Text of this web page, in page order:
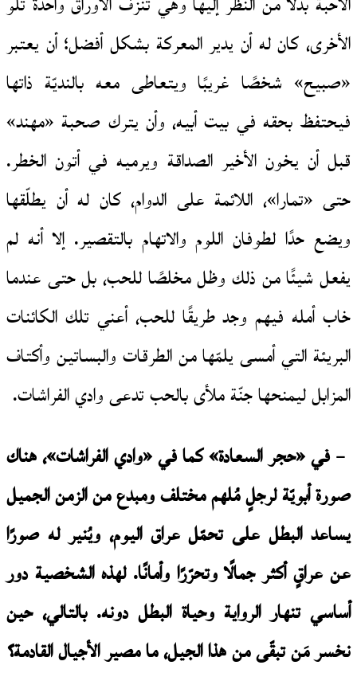
الأخرى، كان له أن يدير المعركة بشكل أفضل؛ أن يعتبر
«صبيح» شخصًا غريبًا ويتعاطى معه بالنديّة ذاتها
فيحتفظ بحقه في بيت أبيه، وأن يترك صحبة «مهند»
قبل أن يخون الأخير الصداقة ويرميه في أتون الخطر.
حتى «تمارا»، اللائمة على الدوام، كان له أن يطلّقها
ويضع حدًا لطوفان اللوم والاتهام بالتقصير. إلا أنه لم
يفعل شيئًا من ذلك وظل مخلصًا للحب، بل حتى عندما
خاب أمله فيهم وجد طريقًا للحب، أعني تلك الكائنات
البريئة التي أمسى يلمّها من الطرقات والبساتين وأكتاف
المزابل ليمنحها جنّة ملأى بالحب تدعى وادي الفراشات.
– في «حجر السعادة» كما في «وادي الفراشات»، هناك
صورة أبويّة لرجلٍ مُلهم مختلف ومبدع من الزمن الجميل
يساعد البطل على تحمّل عراق اليوم، ويُنير له صورًا
عن عراقٍ أكثر جمالًا وتحرّرًا وأمانًا. لهذه الشخصية دور
أساسي تنهار الرواية وحياة البطل دونه. بالتالي، حين
نخسر مَن تبقّى من هذا الجيل، ما مصير الأجيال القادمة؟